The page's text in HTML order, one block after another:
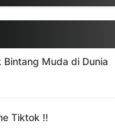
Bintang Muda di Dunia
Tiktok !!